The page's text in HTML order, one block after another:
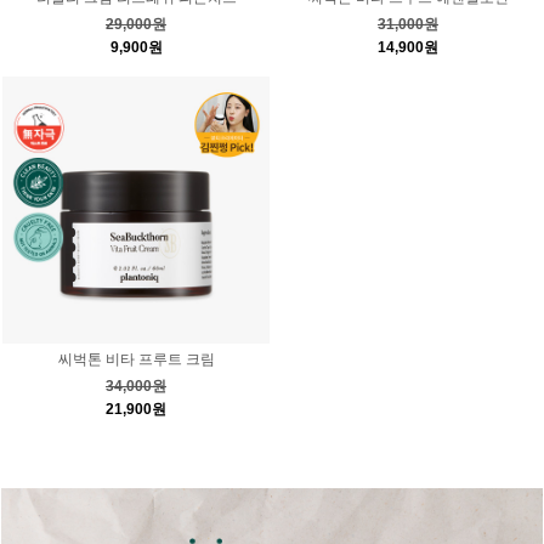
29,000원
9,900원
31,000원
14,900원
씨벅톤 비타 프루트 크림
34,000원
21,900원